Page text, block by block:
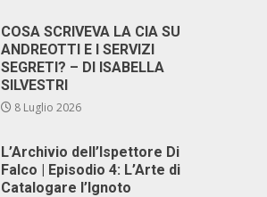
COSA SCRIVEVA LA CIA SU
ANDREOTTI E I SERVIZI
SEGRETI? – DI ISABELLA
SILVESTRI
8 Luglio 2026
L’Archivio dell’Ispettore Di
Falco | Episodio 4: L’Arte di
Catalogare l’Ignoto